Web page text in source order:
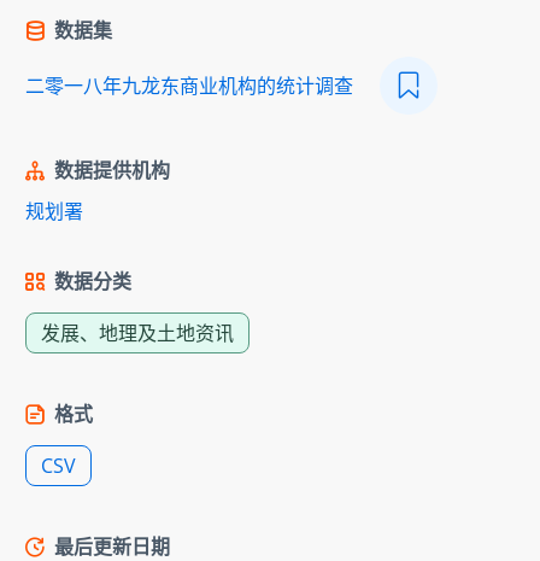
数据集
二零一八年九龙东商业机构的统计调查
数据提供机构
规划署
数据分类
发展、地理及土地资讯
格式
CSV
最后更新日期